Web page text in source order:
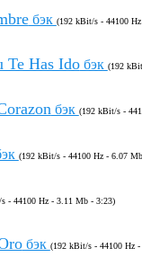
бэк (192 kBit/s - 44100
Te Has Idoбэк (192
бэк (192 kBit/s -
(192 kBit/s - 44100 Hz - 6.07
- 44100 Hz - 3.11 Mb - 3:23)
бэк (192 kBit/s - 44100 Hz